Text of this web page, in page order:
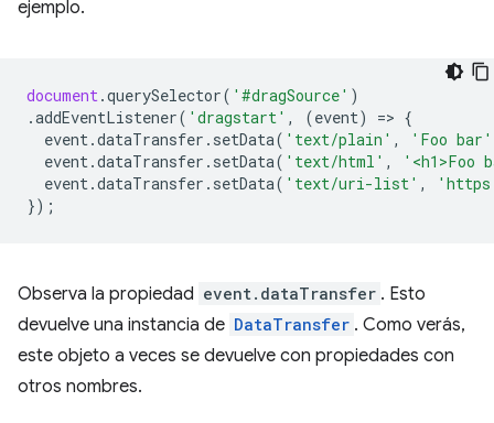
ejemplo.
document.querySelector( '#dragSource' )
.addEventListener( 'dragstart' , (event) => {
event.dataTransfer . setData( 'text/plain' , 'Foo bar'
event.dataTransfer . setData( 'text/html' ,
'<h1>Foo
event.dataTransfer . setData( 'text/uri-list' ,
});
Observa la propiedad event.dataTransfer . Esto
devuelve una instancia de DataTransfer . Como verás,
este objeto a veces se devuelve con propiedades con
otros nombres.